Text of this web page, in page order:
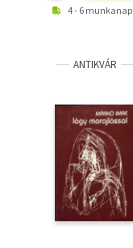
4 - 6 munkanap
ANTIKVÁR